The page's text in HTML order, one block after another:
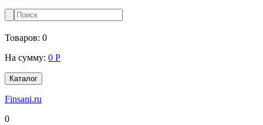
Товаров: 0
На сумму: 0 Р
Каталог
Finsani.ru
0